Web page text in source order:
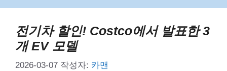
전기차 할인! Costco에서 발표한 3
개 EV 모델
2026-03-07 작성자: 카맨